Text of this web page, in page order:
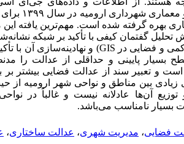
معاونت
بهره گرفته شده است. مهم‌ترین یافته این
گفتمان کیفی با تأکید بر شبکه
و فضایی در GIS) و نهادینه‌سازی آن با
بسیار پایینی و حداقلی از عدالت را
است و تعبیر سند از عدالت فضایی بیشتر
زیادی بین مناطق و نواحی شهر ارومیه از
توزیع آن‌ها عادلانه نیست و غالباً در
بسیار نامناسب می‌باشد.
فضایی، مدیریت شهری، عدالت ساختاری،